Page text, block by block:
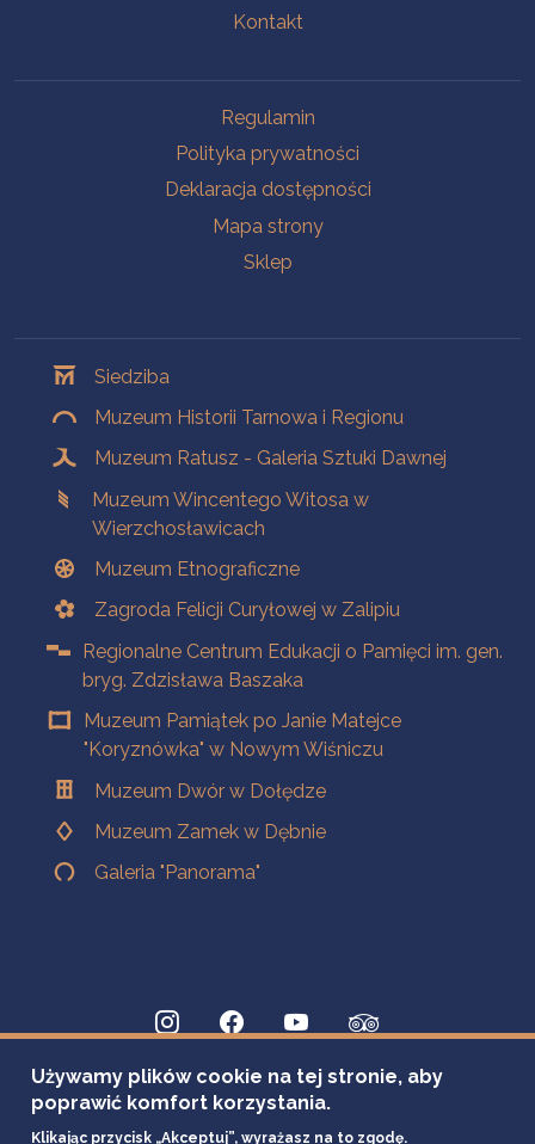
Kontakt
Regulamin
Polityka prywatności
Deklaracja dostępności
Mapa strony
Sklep
Siedziba
Muzeum Historii Tarnowa i Regionu
Muzeum Ratusz - Galeria Sztuki Dawnej
Muzeum Wincentego Witosa w
Wierzchosławicach
Muzeum Etnograficzne
Zagroda Felicji Curyłowej w Zalipiu
Regionalne Centrum Edukacji o Pamięci im. gen.
bryg. Zdzisława Baszaka
Muzeum Pamiątek po Janie Matejce
"Koryznówka" w Nowym Wiśniczu
Muzeum Dwór w Dołędze
Muzeum Zamek w Dębnie
Galeria "Panorama"
Używamy plików cookie na tej stronie, aby
poprawić komfort korzystania.
Klikając przycisk „Akceptuj”, wyrażasz na to zgodę.